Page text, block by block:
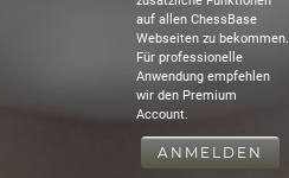
auf allen ChessBase
Webseiten zu bekommen.
Für professionelle
Anwendung empfehlen
wir den Premium
Account.
ANMELDEN